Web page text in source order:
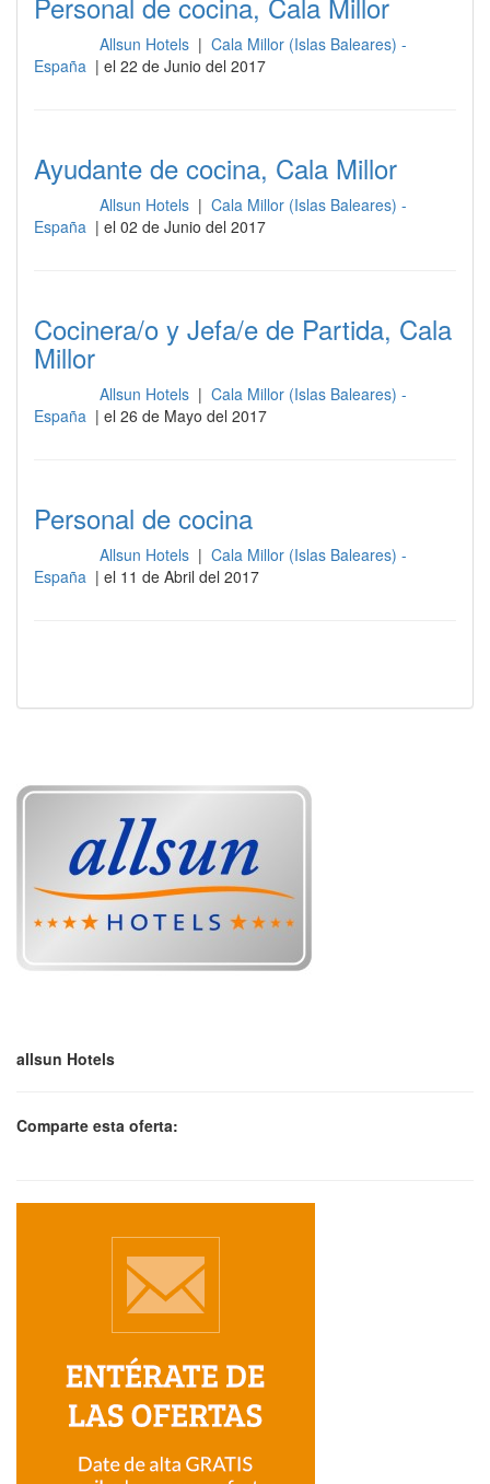
Allsun Hotels | Cala Millor (Islas Baleares) -
España | el 22 de Junio del 2017
Ayudante de cocina, Cala Millor
Allsun Hotels | Cala Millor (Islas Baleares) -
España | el 02 de Junio del 2017
Cocinera/o y Jefa/e de Partida, Cala
Millor
Allsun Hotels | Cala Millor (Islas Baleares) -
España | el 26 de Mayo del 2017
Personal de cocina
Allsun Hotels | Cala Millor (Islas Baleares) -
España | el 11 de Abril del 2017
allsun Hotels
Comparte esta oferta: